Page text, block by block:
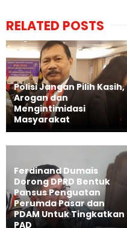
RELATED POSTS
Polisi Jangan Pilih Kasih,
Arogan dan
Mengintimidasi
Masyarakat
Ferdinand Dumais
Dorong DPRD Bentuk
Pansus Penguatan
Perumda Pasar dan
PDAM Untuk Tingkatkan
PAD